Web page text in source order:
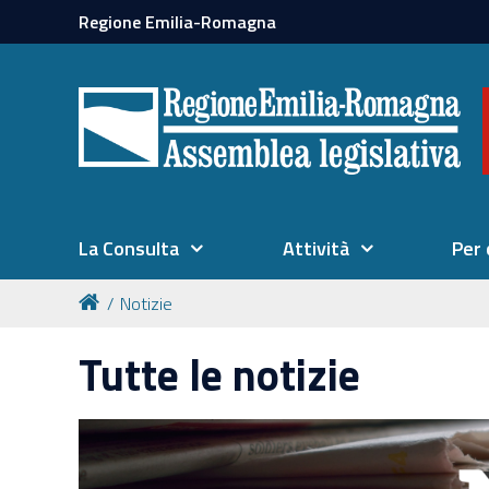
Regione Emilia-Romagna
La Consulta Attività Per
Notizie
Tutte le notizie